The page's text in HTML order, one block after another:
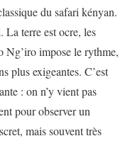
du safari kényan.
La terre est ocre, les
Ng’iro impose le rythme,
plus exigeantes. C’est
: on n’y vient pas
pour observer un
mais souvent très